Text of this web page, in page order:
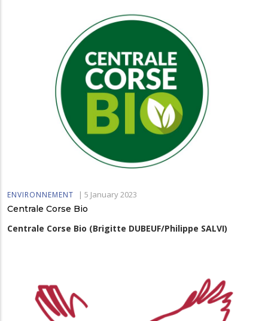
ENVIRONNEMENT | 5 January 2023
Centrale Corse Bio
Centrale Corse Bio (Brigitte DUBEUF/Philippe SALVI)